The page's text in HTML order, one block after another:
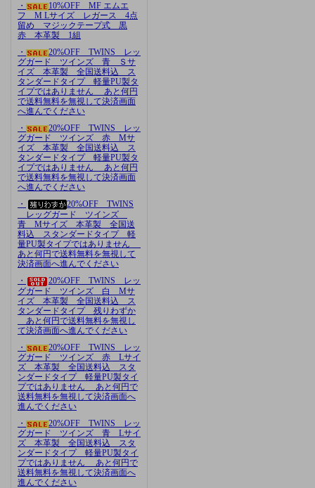
・
10%OFF MF エムエ
フ M Lサイズ レガース 4点
留め マジックテープ式 黒
赤 本革製 1組
・
20%OFF TWINS レッ
グガード ツインズ 青 Ｓサ
イズ 本革製 全国送料込 ス
タンダードタイプ 軽量PU製タ
イプではありません あと何円
で送料無料を無視して決済画面
へ進んでください
・
20%OFF TWINS レッ
グガード ツインズ 赤 Mサ
イズ 本革製 全国送料込 ス
タンダードタイプ 軽量PU製タ
イプではありません あと何円
で送料無料を無視して決済画面
へ進んでください
・
20%OFF TWINS
レッグガード ツインズ
青 Mサイズ 本革製 全国送
料込 スタンダードタイプ 軽
量PU製タイプではありません
あと何円で送料無料を無視して
決済画面へ進んでください
・
20%OFF TWINS レッ
グガード ツインズ 白 Mサ
イズ 本革製 全国送料込 ス
タンダードタイプ 残りわずか
あと何円で送料無料を無視し
て決済画面へ進んでください
・
20%OFF TWINS レッ
グガード ツインズ 赤 Lサイ
ズ 本革製 全国送料込 スタ
ンダードタイプ 軽量PU製タイ
プではありません あと何円で
送料無料を無視して決済画面へ
進んでください
・
20%OFF TWINS レッ
グガード ツインズ 青 Lサイ
ズ 本革製 全国送料込 スタ
ンダードタイプ 軽量PU製タイ
プではありません あと何円で
送料無料を無視して決済画面へ
進んでください